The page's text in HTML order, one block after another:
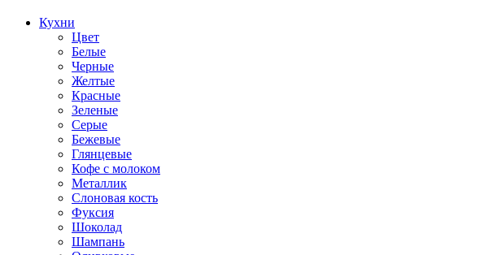
Кухни
Цвет
Белые
Черные
Желтые
Красные
Зеленые
Серые
Бежевые
Глянцевые
Кофе с молоком
Металлик
Слоновая кость
Фуксия
Шоколад
Шампань